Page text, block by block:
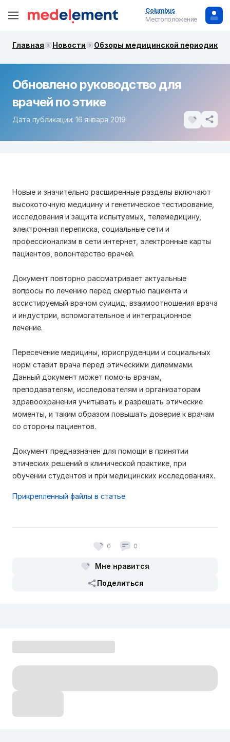
Columbus
Местоположение
Главная Новости Обзоры медицинской периодики.
Обновлено руководство для
врачей по этике
Дата публикации: 16 января 2019
Новые и значительно расширенные разделы включают
высокоточную медицину и генетическое тестирование,
исследования и защита испытуемых, телемедицину,
электронная переписка, социальные сети и
профессионализм в сети интернет, электронные карты
пациентов, волонтерство врачей.
Документ повторно рассматривает актуальные
вопросы по лечению перед смертью пациента и
ассистируемый врачом суицид, взаимоотношения врача
и индустрии, вспомогательное и интеграционное
лечение.
Пересечение медицины, юриспруденции и социальных
норм ставит врача перед этическими дилеммами.
Данный документ может помочь врачам,
преподавателям, исследователям и организаторам
здравоохранения учитывать и разрешать этические
моменты, и таким образом повышать доверие к врачам
со стороны пациентов.
Документ предназначен для помощи в принятии
этических решений в клинической практике, при
обучении студентов и при медицинских исследованиях.
Прикрепленный файлы в статье
0 0
Мне нравится
Поделиться